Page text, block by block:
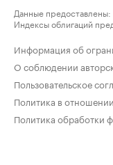
Данные предоставлены:
Индексы облигаций
Информация об
О соблюдении
Пользовательское
Политика в
Политика обработки